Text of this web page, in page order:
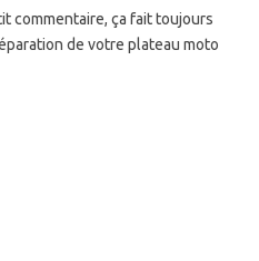
commentaire, ça fait toujours
de votre plateau moto